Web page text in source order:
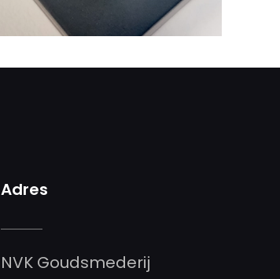
Adres
NVK Goudsmederij